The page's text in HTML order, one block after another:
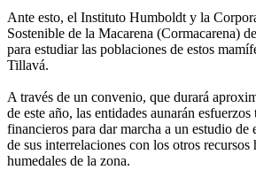
Ante esto, el Instituto Humboldt y la
Sostenible de la Macarena (Cormacarena)
para estudiar las poblaciones de estos
Tillavá.
A través de un convenio, que durará
de este año, las entidades aunarán
financieros para dar marcha a un estudio de
de sus interrelaciones con los otros
humedales de la zona.